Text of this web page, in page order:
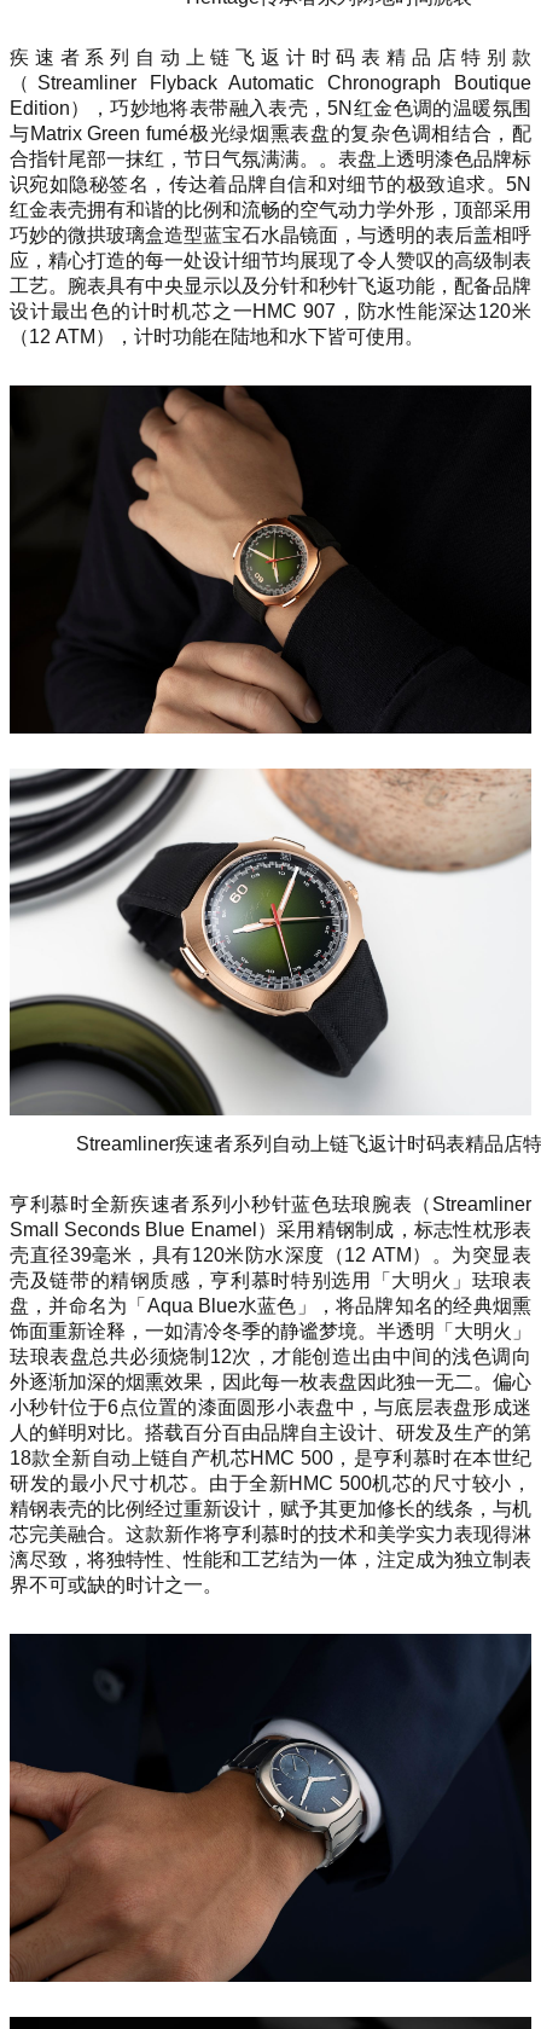
疾速者系列自动上链飞返计时码表精品店特别款
（Streamliner Flyback Automatic Chronograph Boutique
Edition），巧妙地将表带融入表壳，5N红金色调的温暖氛围
与Matrix Green fumé极光绿烟熏表盘的复杂色调相结合，配
合指针尾部一抹红，节日气氛满满。。表盘上透明漆色品牌标
识宛如隐秘签名，传达着品牌自信和对细节的极致追求。5N
红金表壳拥有和谐的比例和流畅的空气动力学外形，顶部采用
巧妙的微拱玻璃盒造型蓝宝石水晶镜面，与透明的表后盖相呼
应，精心打造的每一处设计细节均展现了令人赞叹的高级制表
工艺。腕表具有中央显示以及分针和秒针飞返功能，配备品牌
设计最出色的计时机芯之一HMC 907，防水性能深达120米
（12 ATM），计时功能在陆地和水下皆可使用。
Streamliner疾速者系列自动上链飞返计时码表精品店
亨利慕时全新疾速者系列小秒针蓝色珐琅腕表（Streamliner
Small Seconds Blue Enamel）采用精钢制成，标志性枕形表
壳直径39毫米，具有120米防水深度（12 ATM）。为突显表
壳及链带的精钢质感，亨利慕时特别选用「大明火」珐琅表
盘，并命名为「Aqua Blue水蓝色」，将品牌知名的经典烟熏
饰面重新诠释，一如清冷冬季的静谧梦境。半透明「大明火」
珐琅表盘总共必须烧制12次，才能创造出由中间的浅色调向
外逐渐加深的烟熏效果，因此每一枚表盘因此独一无二。偏心
小秒针位于6点位置的漆面圆形小表盘中，与底层表盘形成迷
人的鲜明对比。搭载百分百由品牌自主设计、研发及生产的第
18款全新自动上链自产机芯HMC 500，是亨利慕时在本世纪
研发的最小尺寸机芯。由于全新HMC 500机芯的尺寸较小，
精钢表壳的比例经过重新设计，赋予其更加修长的线条，与机
芯完美融合。这款新作将亨利慕时的技术和美学实力表现得淋
漓尽致，将独特性、性能和工艺结为一体，注定成为独立制表
界不可或缺的时计之一。